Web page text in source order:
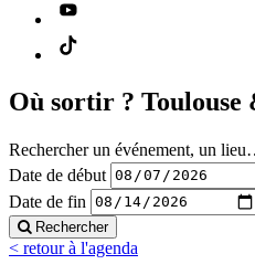
Où sortir ? Toulouse
Rechercher un événement, un
Date de début
Date de fin
Rechercher
< retour à l'agenda